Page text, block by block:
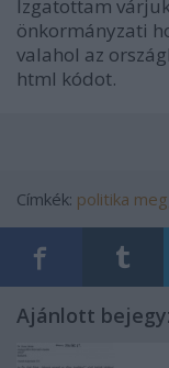
Izgatottam
önkormányzati
valahol az
html kódot.
Címkék: politika
Ajánlott